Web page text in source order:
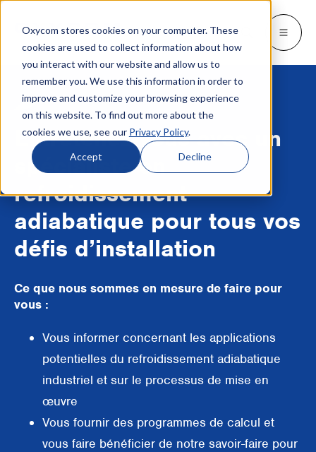
Oxycom stores cookies on your computer. These
cookies are used to collect information about how
you interact with our website and allow us to
remember you. We use this information in order to
improve and customize your browsing experience
on this website. To find out more about the
cookies we use, see our Privacy Policy.
Accept Decline
Produits Produits
IntrCooll : Refroidissement
adiabatique indirect/direct
Refroidissement pour l'industrie, garant
d'une consommation d'énergie réduite de
PreCooll : pré-refroidissement
adiabatique
adiabatique.
Go back
Industries Industries
INDUSTRIES
Métallurgie
Boulangeries industrielles
Graphique
Centre de distribution
Plastique
Supermarchés
Emballage
Offices
Espace (semi-)ouverts
Go back
Ressources
Blog et actualités
Livres blancs et études de cas
Téléchargements
Go back
Oxycom
DÉCOUVREZ QUI NOUS SOMMES
Contactez
Service
Partenariat
À propos d'Oxycom
Go back
Languages
SWITCH TO
Deutsch
English
Italiano
Nederlands
Go back
Entretenez-vous avec un
spécialiste en
refroidissement
adiabatique pour tous vos
défis d’installation
Ce que nous sommes en mesure de faire pour
vous :
Vous informer concernant les applications
potentielles du refroidissement adiabatique
industriel et sur le processus de mise en
œuvre
Vous fournir des programmes de calcul et
vous faire bénéficier de notre savoir-faire pour